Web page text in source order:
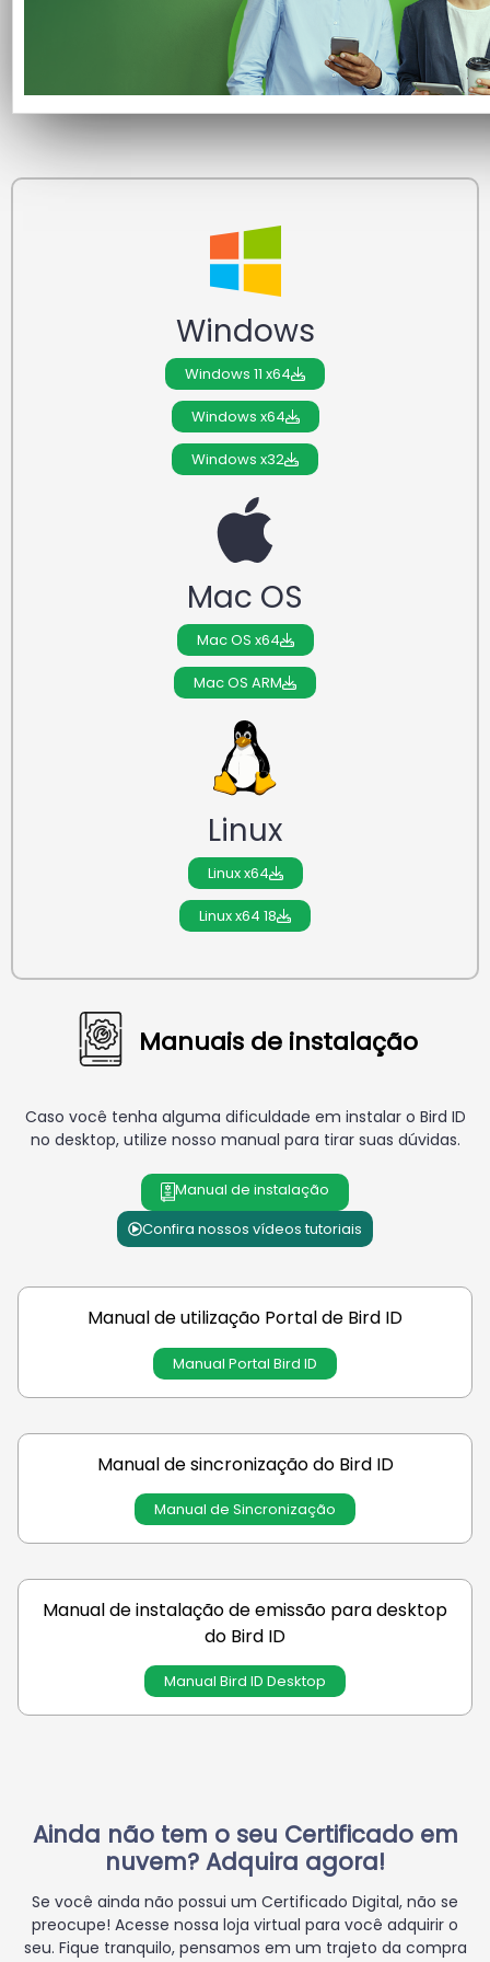
Esse assistente é importante para uso do Bird ID em seu
computador.
Escolha abaixo a opção adequada para o seu sistema
operacional.
Windows
Windows 11 x64
Windows x64
Windows x32
Mac OS
Mac OS x64
Mac OS ARM
Linux
Linux x64
Linux x64 18
Manuais de instalação
Caso você tenha alguma dificuldade em instalar o Bird ID
no desktop, utilize nosso manual para tirar suas dúvidas.
Manual de instalação
Confira nossos vídeos tutoriais
Manual de utilização Portal de Bird ID
Manual Portal Bird ID
Manual de sincronização do Bird ID
Manual de Sincronização
Manual de instalação de emissão para desktop
do Bird ID
Manual Bird ID Desktop
Ainda não tem o seu Certificado em
nuvem? Adquira agora!
Se você ainda não possui um Certificado Digital, não se
preocupe! Acesse nossa loja virtual para você adquirir o
seu. Fique tranquilo, pensamos em um trajeto da compra